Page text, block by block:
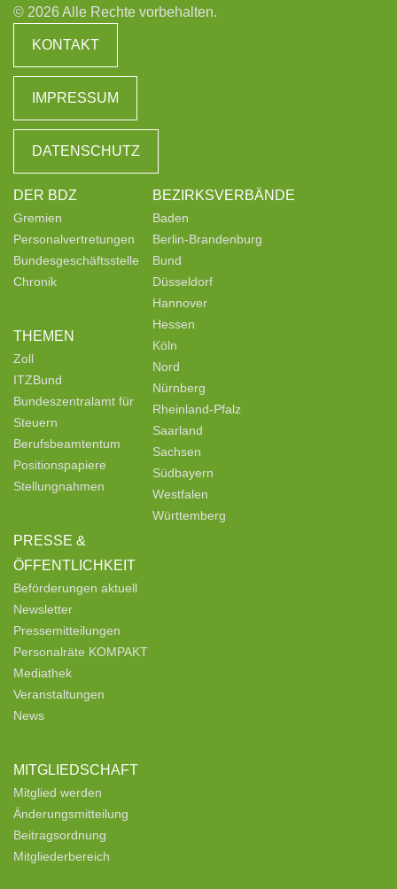
© 2026 Alle Rechte vorbehalten.
KONTAKT
IMPRESSUM
DATENSCHUTZ
DER BDZ
Gremien
Personalvertretungen
Bundesgeschäftsstelle
Chronik
THEMEN
Zoll
ITZBund
Bundeszentralamt für
Steuern
Berufsbeamtentum
Positionspapiere
Stellungnahmen
PRESSE &
ÖFFENTLICHKEIT
Beförderungen aktuell
Newsletter
Pressemitteilungen
Personalräte KOMPAKT
Mediathek
Veranstaltungen
News
MITGLIEDSCHAFT
Mitglied werden
Änderungsmitteilung
Beitragsordnung
Mitgliederbereich
BEZIRKSVERBÄNDE
Baden
Berlin-Brandenburg
Bund
Düsseldorf
Hannover
Hessen
Köln
Nord
Nürnberg
Rheinland-Pfalz
Saarland
Sachsen
Südbayern
Westfalen
Württemberg